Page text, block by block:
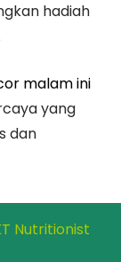
hadiah
malam ini
yang
dan
Nutritionist